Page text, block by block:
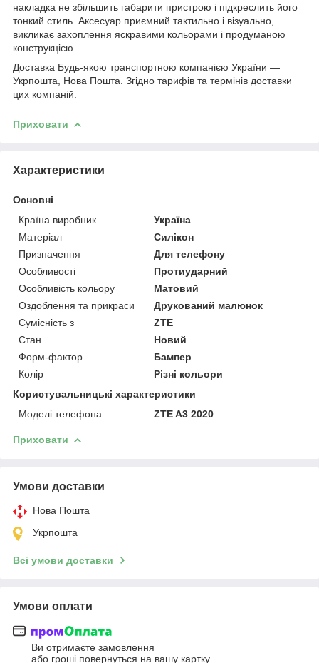
накладка не збільшить габарити пристрою і підкреслить його
тонкий стиль. Аксесуар приємний тактильно і візуально,
викликає захоплення яскравими кольорами і продуманою
конструкцією.
Доставка Будь-якою транспортною компанією України ―
Укрпошта, Нова Пошта. Згідно тарифів та термінів доставки
цих компаній.
Приховати
Характеристики
Основні
Країна виробник
Україна
Матеріал
Силікон
Призначення
Для телефону
Особливості
Протиударний
Особливість кольору
Матовий
Оздоблення та прикраси
Друкований малюнок
Сумісність з
ZTE
Стан
Новий
Форм-фактор
Бампер
Колір
Різні кольори
Користувальницькі характеристики
Моделі телефона
ZTE A3 2020
Приховати
Умови доставки
Нова Пошта
Укрпошта
Всі умови доставки
Умови оплати
Ви отримаєте замовлення
або гроші повернуться на вашу картку